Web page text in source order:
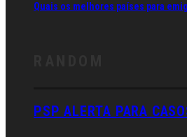
Quais os melhores países para
PSP ALERTA PARA